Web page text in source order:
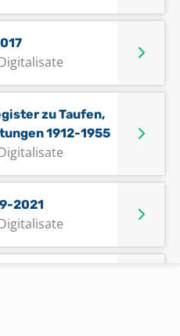
zu Taufen,
1912-1955
2021